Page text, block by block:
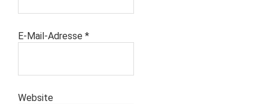
E-Mail-Adresse *
Website